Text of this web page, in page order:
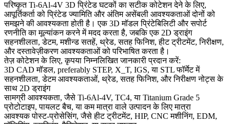
परिष्कृत Ti-6Al-4V 3D प्रिंटेड घटकों का सटीक कोटेशन देने के लिए,
आपूर्तिकर्ता को प्रिंटेड ज्यामिति और अंतिम असेंबली आवश्यकताओं दोनों को
समझने की आवश्यकता होती है। एक 3D मॉडल प्रिंटेबिलिटी और सपोर्ट
रणनीति का मूल्यांकन करने में मदद करता है, जबकि एक 2D ड्राइंग
सहनशीलता, डेटम, मशीन्ड सतहें, थ्रेड, सतह फिनिश, हीट ट्रीटमेंट, निरीक्षण,
और दस्तावेज़ीकरण आवश्यकताओं को परिभाषित करता है।
तेज़ कोटेशन के लिए, कृपया निम्नलिखित जानकारी प्रदान करें:
3D CAD मॉडल, preferably STEP, X_T, IGS, या STL फॉर्मेट में
सहनशीलता, डेटम आवश्यकताओं, थ्रेड, सतह फिनिश, और निरीक्षण नोट्स के
साथ 2D ड्राइंग
सामग्री आवश्यकता, जैसे Ti-6Al-4V, TC4, या Titanium Grade 5
प्रोटोटाइप, पायलट बैच, या कम मात्रा वाले उत्पादन के लिए मात्रा
आवश्यक पोस्ट-प्रोसेसिंग, जैसे हीट ट्रीटमेंट, HIP, CNC मशीनिंग, EDM,